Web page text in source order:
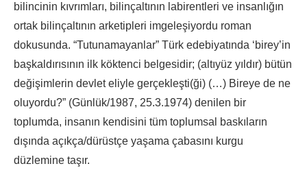
bilincinin kıvrımları, bilinçaltının labirentleri ve insanlığın
ortak bilinçaltının arketipleri imgeleşiyordu roman
dokusunda. “Tutunamayanlar” Türk edebiyatında ‘birey’in
başkaldırısının ilk köktenci belgesidir; (altıyüz yıldır) bütün
değişimlerin devlet eliyle gerçekleşti(ği) (…) Bireye de ne
oluyordu?” (Günlük/1987, 25.3.1974) denilen bir
toplumda, insanın kendisini tüm toplumsal baskıların
dışında açıkça/dürüstçe yaşama çabasını kurgu
düzlemine taşır.